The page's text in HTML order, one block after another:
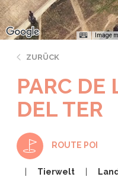
Image
ZURÜCK
PARC DE
DEL TER
ROUTE POI
Tierwelt